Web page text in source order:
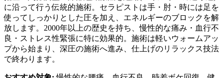
に沿って行う伝統的施術。セラピストは手・肘・時には足を
使ってしっかりとした圧を加え、エネルギーのブロックを解
放します。2000年以上の歴史を持ち、慢性的な痛み・血行不
良・ストレス性緊張に特に効果的。施術は軽いウォームアッ
プから始まり、深圧の施術へ進み、仕上げのリラックス技法
で終わります。